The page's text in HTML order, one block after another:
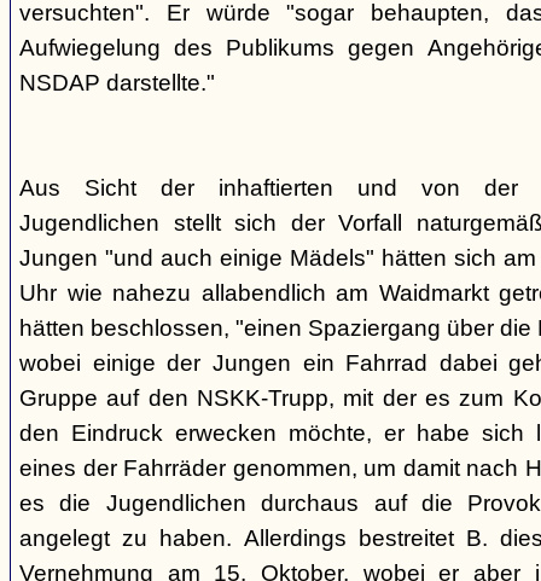
versuchten". Er würde "sogar behaupten,
Aufwiegelung des Publikums gegen
NSDAP darstellte."
Aus Sicht der inhaftierten und von der
Jugendlichen stellt sich der Vorfall
Jungen "und auch einige Mädels" hätten sich
Uhr wie nahezu allabendlich am Waidmarkt
hätten beschlossen, "einen Spaziergang über
wobei einige der Jungen ein Fahrrad dabei
Gruppe auf den NSKK-Trupp, mit der es zum
den Eindruck erwecken möchte, er habe sich
eines der Fahrräder genommen, um damit nach
es die Jugendlichen durchaus auf die
angelegt zu haben. Allerdings bestreitet B.
Vernehmung am 15. Oktober, wobei er aber